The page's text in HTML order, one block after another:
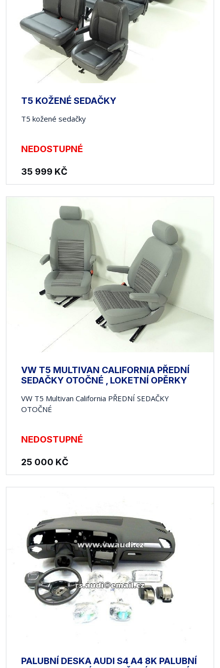
T5 KOŽENÉ SEDAČKY
T5 kožené sedačky
NEDOSTUPNÉ
35 999 KČ
VW T5 MULTIVAN CALIFORNIA PŘEDNÍ
SEDAČKY OTOČNÉ , LOKETNÍ OPĚRKY
VW T5 Multivan California PŘEDNÍ SEDAČKY
OTOČNÉ
NEDOSTUPNÉ
25 000 KČ
PALUBNÍ DESKA AUDI S4 A4 8K PALUBNÍ